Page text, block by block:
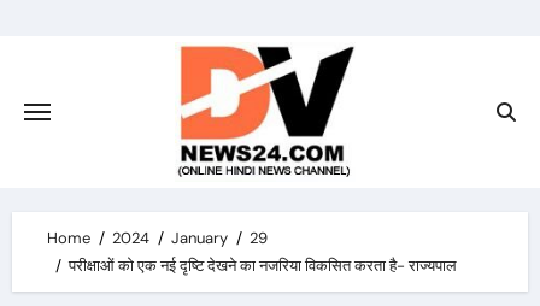
Home 2024 January
29
परीक्षाओं को एक नई दृष्टि देखने का नजरिया विकसित करता है- राज्यपाल